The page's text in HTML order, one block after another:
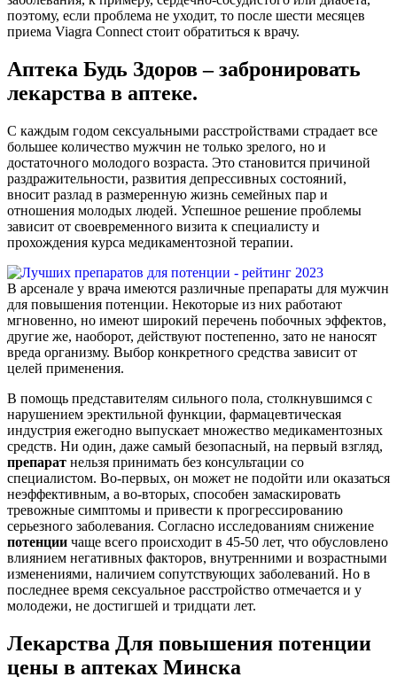
поэтому, если проблема не уходит, то после шести месяцев
приема Viagra Connect стоит обратиться к врачу.
Аптека Будь Здоров – забронировать
лекарства в аптеке.
С каждым годом сексуальными расстройствами страдает все
большее количество мужчин не только зрелого, но и
достаточного молодого возраста. Это становится причиной
раздражительности, развития депрессивных состояний,
вносит разлад в размеренную жизнь семейных пар и
отношения молодых людей. Успешное решение проблемы
зависит от своевременного визита к специалисту и
прохождения курса медикаментозной терапии.
В арсенале у врача имеются различные препараты для мужчин
для повышения потенции. Некоторые из них работают
мгновенно, но имеют широкий перечень побочных эффектов,
другие же, наоборот, действуют постепенно, зато не наносят
вреда организму. Выбор конкретного средства зависит от
целей применения.
В помощь представителям сильного пола, столкнувшимся с
нарушением эректильной функции, фармацевтическая
индустрия ежегодно выпускает множество медикаментозных
средств. Ни один, даже самый безопасный, на первый взгляд,
препарат нельзя принимать без консультации со
специалистом. Во-первых, он может не подойти или оказаться
неэффективным, а во-вторых, способен замаскировать
тревожные симптомы и привести к прогрессированию
серьезного заболевания. Согласно исследованиям снижение
потенции чаще всего происходит в 45-50 лет, что обусловлено
влиянием негативных факторов, внутренними и возрастными
изменениями, наличием сопутствующих заболеваний. Но в
последнее время сексуальное расстройство отмечается и у
молодежи, не достигшей и тридцати лет.
Лекарства Для повышения потенции
цены в аптеках Минска